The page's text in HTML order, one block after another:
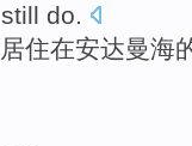
still do.
居住在安达曼海